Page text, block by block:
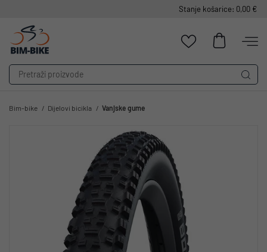
Stanje košarice: 0,00 €
Bim-bike Dijelovi bicikla Vanjske gume